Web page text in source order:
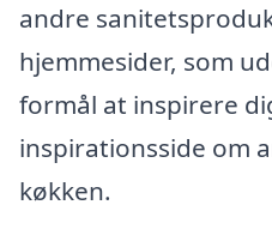
andre
hjemmesider, som
formål at inspirere
inspirationsside om
køkken.